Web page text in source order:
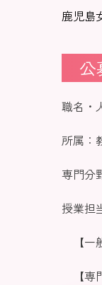
鹿児島
公
職名・
所属：
専門分
授業担
【一
【専